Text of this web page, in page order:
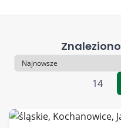
Znaleziono
Sortowanie
14